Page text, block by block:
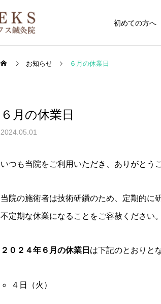
初めての方へ
ックス鍼灸院
吉
お知らせ ６月の休業日
６月の休業日
2024.05.01
いつも当院をご利用いただき、ありがとう
当院の施術者は技術研鑽のため、定期的に
不定期な休業になることをご容赦ください。
２０２４年６ 月の休業日 は下記のとおりと
４日（火）